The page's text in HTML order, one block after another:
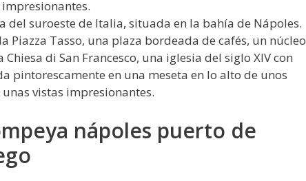
del suroeste de Italia, situada en la bahía de Nápoles.
Piazza Tasso, una plaza bordeada de cafés, un núcleo
di San Francesco, una iglesia del siglo XIV con
pintorescamente en una meseta en lo alto de unos
vistas impresionantes.
nápoles puerto de